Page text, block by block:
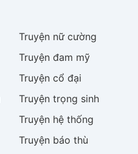
Truyện nữ cường
Truyện đam mỹ
Truyện cổ đại
Truyện trọng sinh
Truyện hệ thống
Truyện báo thù